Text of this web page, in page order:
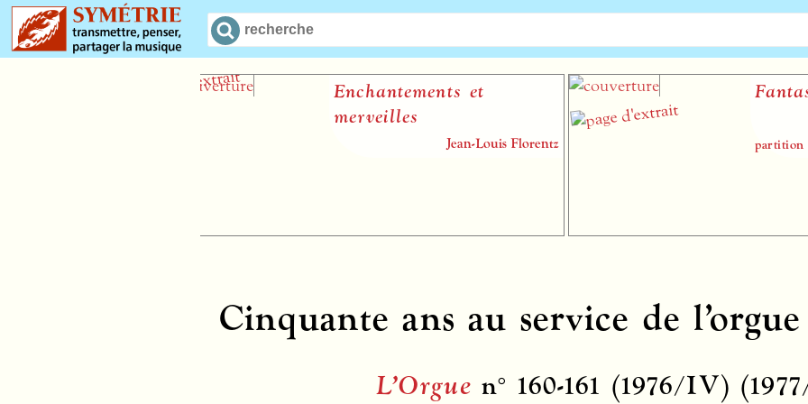
Enchantements et
Jean-Louis Florentz
Fantasmes en
partition papier pour
Cinquante ans au service de l’orgue
L’Orgue n° 160-161 (1976/IV)